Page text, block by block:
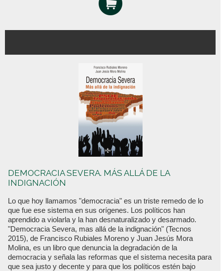
DEMOCRACIA SEVERA. MÁS ALLÁ DE LA
INDIGNACIÓN
Lo que hoy llamamos "democracia" es un triste remedo de lo
que fue ese sistema en sus orígenes. Los políticos han
aprendido a violarla y la han desnaturalizado y desarmado.
"Democracia Severa, mas allá de la indignación" (Tecnos
2015), de Francisco Rubiales Moreno y Juan Jesús Mora
Molina, es un libro que denuncia la degradación de la
democracia y señala las reformas que el sistema necesita para
que sea justo y decente y para que los políticos estén bajo